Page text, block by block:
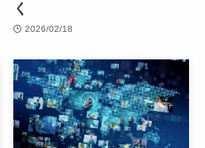
く
2026/02/18